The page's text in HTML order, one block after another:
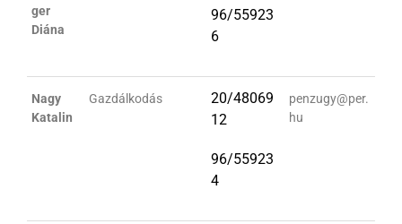
ger
Diána
96/55923
6
Nagy
Katalin
Gazdálkodás
20/48069
12
96/55923
4
penzugy@per.
hu